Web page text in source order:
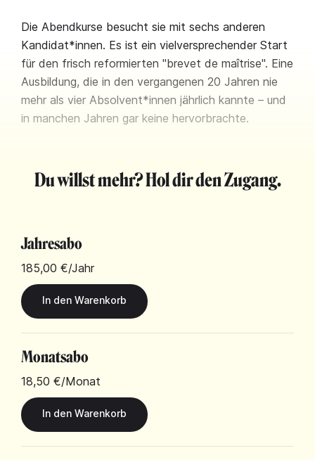
Die Abendkurse besucht sie mit sechs anderen
Kandidat*innen. Es ist ein vielversprechender Start
für den frisch reformierten "brevet de maîtrise". Eine
Ausbildung, die in den vergangenen 20 Jahren nie
mehr als vier Absolvent*innen jährlich kannte – und
in manchen Jahren gar keine hervorbrachte.
Du willst mehr? Hol dir den Zugang.
Jahresabo
185,00 €/Jahr
Monatsabo
18,50 €/Monat